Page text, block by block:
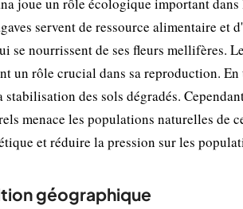
servent de ressource alimentaire et
se nourrissent de ses fleurs mellifères.
un rôle crucial dans sa reproduction.
stabilisation des sols dégradés.
menace les populations naturelles de
et réduire la pression sur les
géographique